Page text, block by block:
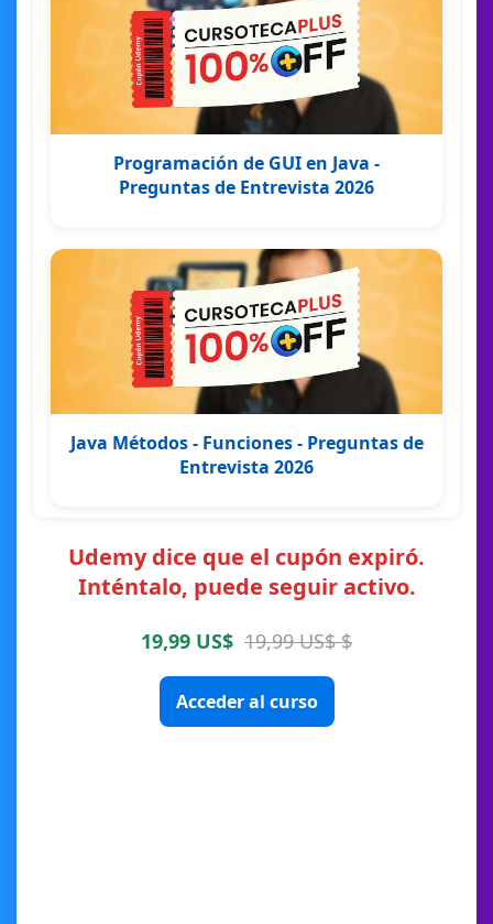
Programación de GUI en Java -
Preguntas de Entrevista 2026
Java Métodos - Funciones - Preguntas de
Entrevista 2026
Udemy dice que el cupón expiró.
Inténtalo, puede seguir activo.
19,99 US$ 19,99 US$ $
Acceder al curso